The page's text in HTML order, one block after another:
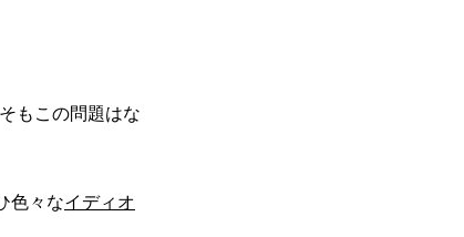
もこの問題はな
色々なイディオ